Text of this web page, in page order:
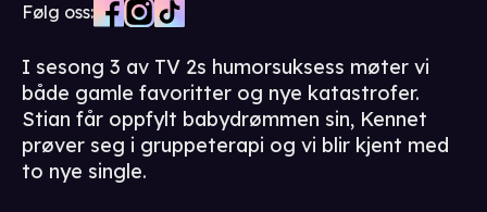
Følg oss:
I sesong 3 av TV 2s humorsuksess møter vi
både gamle favoritter og nye katastrofer.
Stian får oppfylt babydrømmen sin, Kennet
prøver seg i gruppeterapi og vi blir kjent med
to nye single.